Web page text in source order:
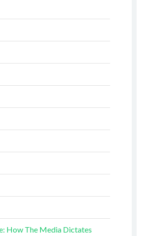
How The Media Dictates